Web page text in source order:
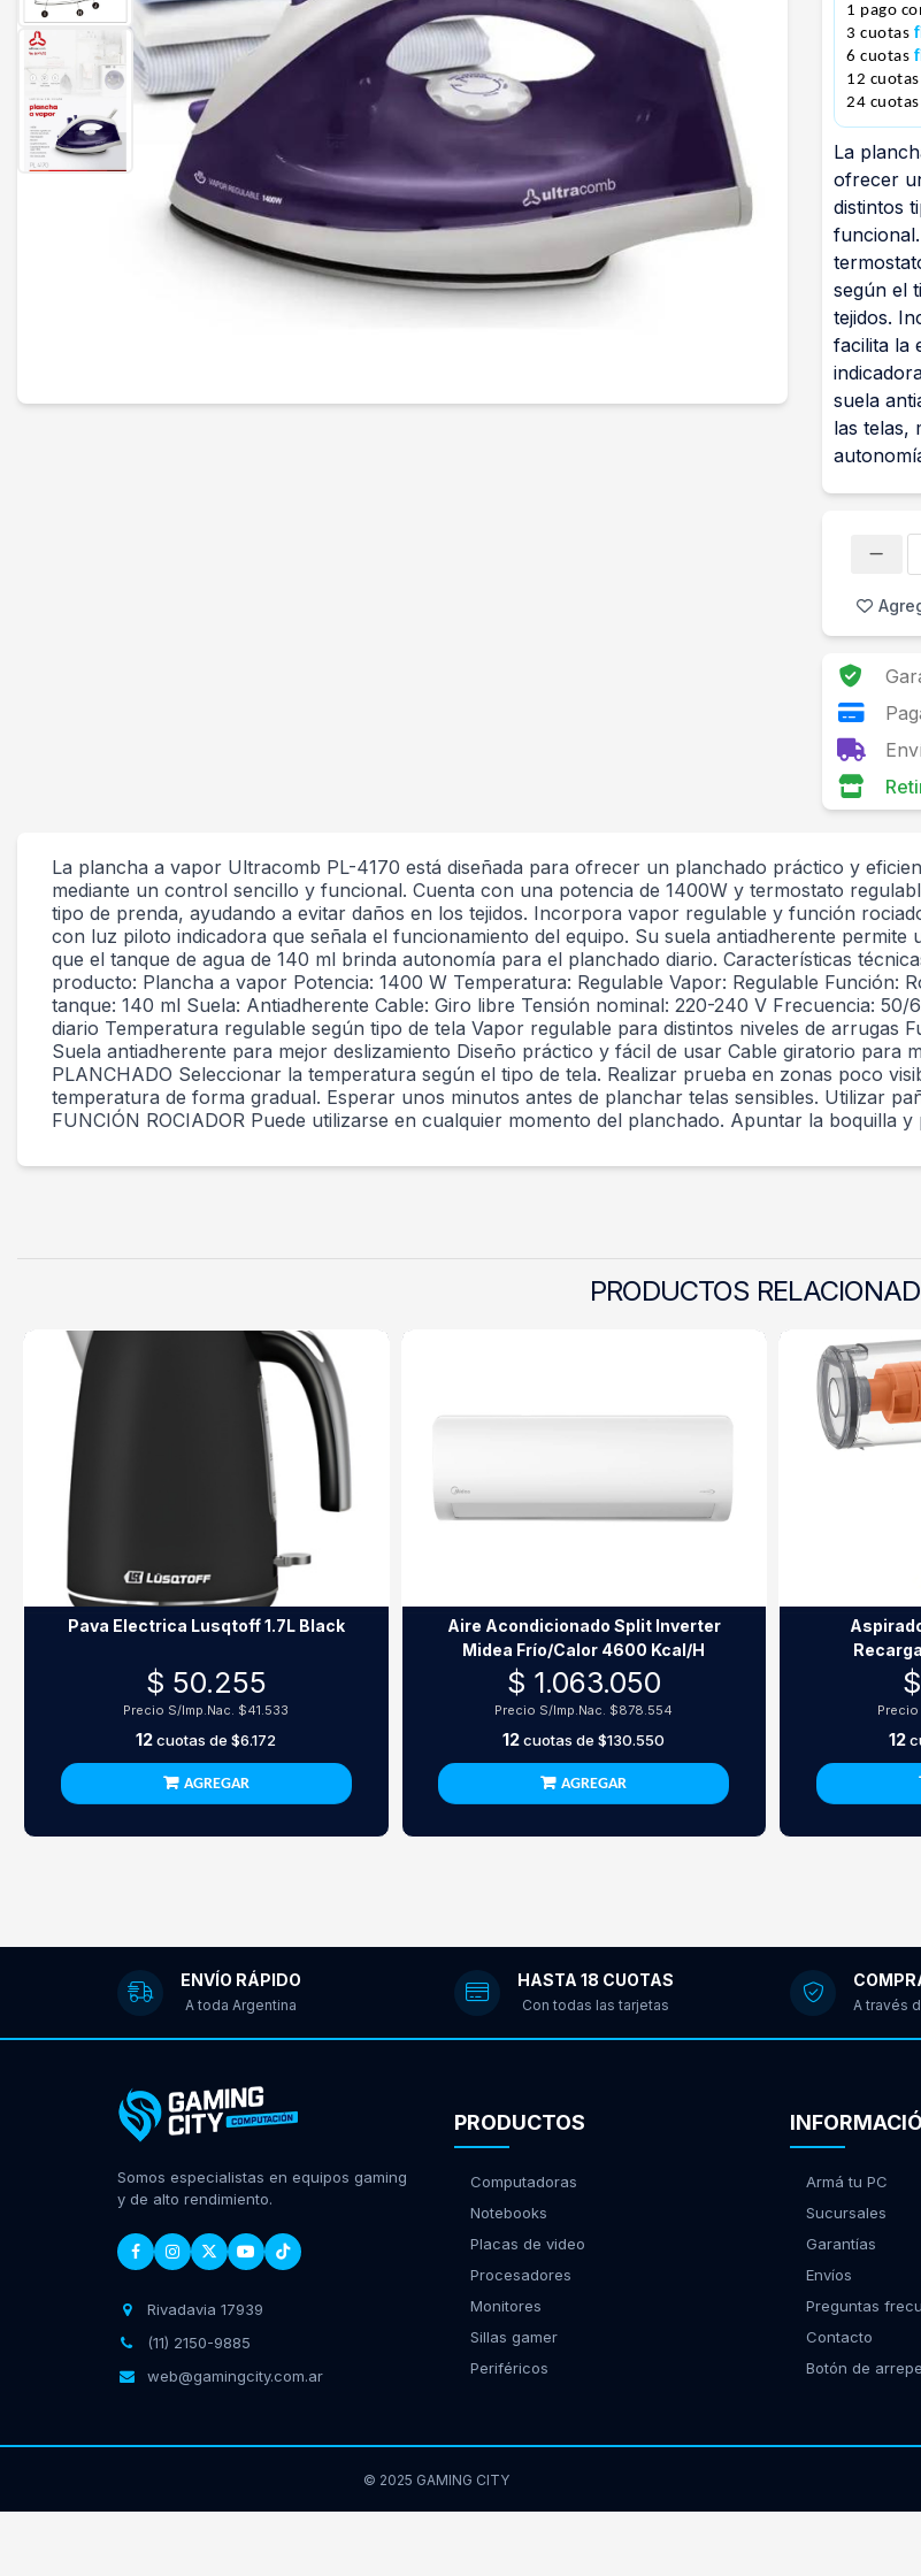
1 pago
3 cuotas
6 cuotas
12 cuotas
24 cuotas
La
ofrecer
distintos
según el
tejidos.
facilita la
suela
las telas,
La plancha a vapor Ultracomb PL-4170 está diseñada para ofrecer un planchado práctico y
mediante un control sencillo y funcional. Cuenta con una potencia de 1400W y termostato
tipo de prenda, ayudando a evitar daños en los tejidos. Incorpora vapor regulable y función
con luz piloto indicadora que señala el funcionamiento del equipo. Su suela antiadherente permite
que el tanque de agua de 140 ml brinda autonomía para el planchado diario. Características
producto: Plancha a vapor Potencia: 1400 W Temperatura: Regulable Vapor: Regulable Función:
tanque: 140 ml Suela: Antiadherente Cable: Giro libre Tensión nominal: 220-240 V Frecuencia:
diario Temperatura regulable según tipo de tela Vapor regulable para distintos niveles de arrugas
Suela antiadherente para mejor deslizamiento Diseño práctico y fácil de usar Cable giratorio para
PLANCHADO Seleccionar la temperatura según el tipo de tela. Realizar prueba en zonas poco
temperatura de forma gradual. Esperar unos minutos antes de planchar telas sensibles. Utilizar
FUNCIÓN ROCIADOR Puede utilizarse en cualquier momento del planchado. Apuntar la boquilla
PRODUCTOS
Pava Electrica Lusqtoff 1.7L Black
$ 50.255
Precio S/Imp.Nac. $41.533
12cuotas de$6.172
AGREGAR
Aire Acondicionado Split Inverter
Midea Frío/Calor 4600 Kcal/H
$ 1.063.050
Precio S/Imp.Nac. $878.554
12cuotas de$130.550
AGREGAR
Precio
12
ENVÍO RÁPIDO
A toda Argentina
HASTA 18 CUOTAS
Con todas las tarjetas A través
Somos especialistas en equipos gaming
y de alto rendimiento.
Rivadavia 17939
(11) 2150-9885
web@gamingcity.com.ar
PRODUCTOS
Computadoras
Notebooks
Placas de video
Procesadores
Monitores
Sillas gamer
Periféricos
Armá tu PC
Sucursales
Garantías
Envíos
Preguntas
Contacto
Botón de
© 2025 GAMING CITY